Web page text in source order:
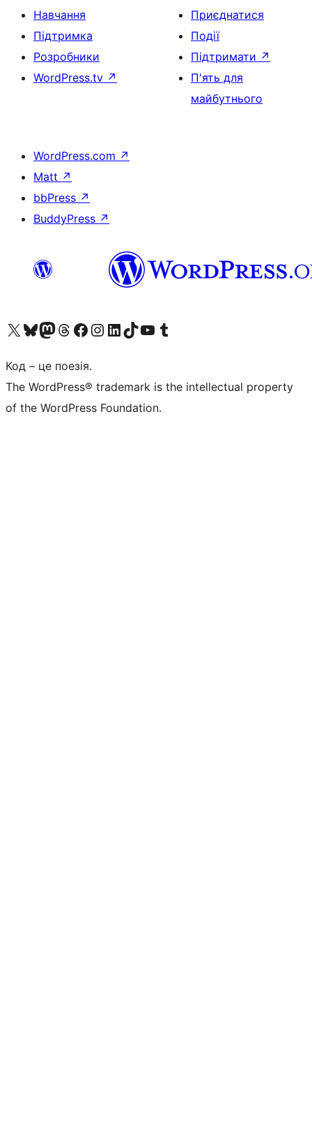
Навчання
Підтримка
Розробники
WordPress.tv ↗
Приєднатися
Події
Підтримати ↗
П'ять для
майбутнього
WordPress.com ↗
Matt ↗
bbPress ↗
BuddyPress ↗
Visit our X (formerly Twitter) account
Visit our Bluesky account
Завітайте до нашої стрічки в Mastodon
Visit our Threads account
Завітайте на нашу сторінку в Facebook
Visit our Instagram account
Visit our LinkedIn account
Visit our TikTok account
Visit our YouTube channel
Visit our Tumblr account
Код – це поезія.
The WordPress® trademark is the intellectual property
of the WordPress Foundation.